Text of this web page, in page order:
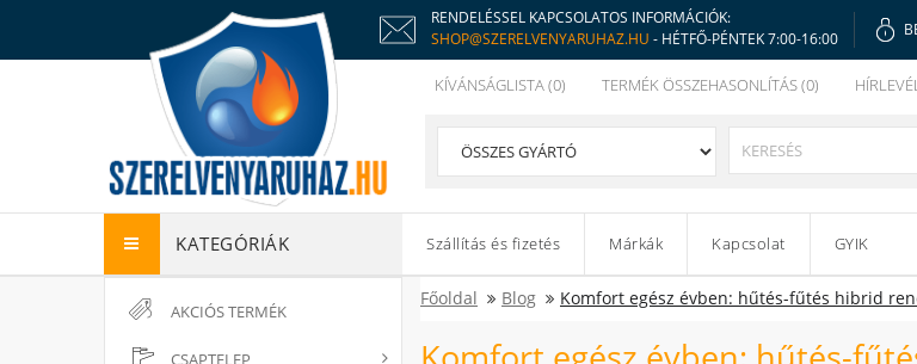
RENDELÉSSEL KAPCSOLATOS INFORMÁCIÓK:
SHOP@SZERELVENYARUHAZ.HU - HÉTFŐ-PÉNTEK 7:00-16:00
KÍVÁNSÁGLISTA (0) TERMÉK ÖSSZEHASONLÍTÁS (0)
KATEGÓRIÁK Szállítás és fizetés Márkák Kapcsolat GYIK
AKCIÓS TERMÉK
CSAPTELEP
Főoldal Blog Komfort egész évben: hűtés-fűtés hibrid